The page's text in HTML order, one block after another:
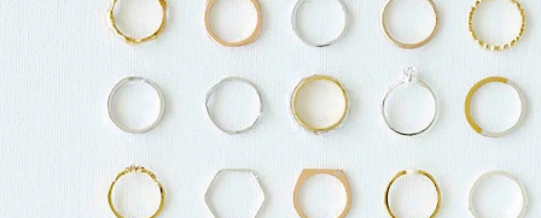
アフターケア・保証
CRAFYについて
SNS・ブログ
ブログ
吉祥寺店 来店ご予約
鎌倉店 来店ご予約
来店ご予約